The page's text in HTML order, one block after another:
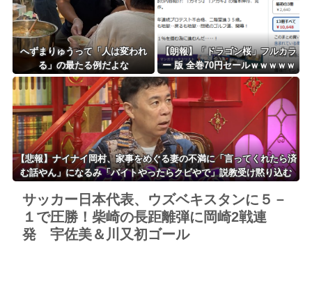
へずまりゅうって「人は変われ
る」の最たる例だよな
【朗報】「ドラゴン桜」フルカラ
ー 版 全巻70円セールｗｗｗｗｗ
ｗｗｗ スポーツ漫画50％ポイン
ト還元セール
【悲報】ナイナイ岡村、家事をめぐる妻の不満に「言ってくれたら済
む話やん」になるみ「バイトやったらクビやで」説教受け黙り込む
サッカー日本代表、ウズベキスタンに５－
１で圧勝！柴崎の長距離弾に岡崎2戦連
発 宇佐美＆川又初ゴール